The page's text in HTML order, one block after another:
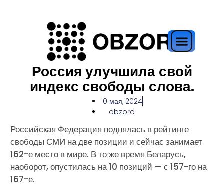
Россия улучшила свой
индекс свободы слова.
10 мая, 2024
obzoro
Российская Федерация поднялась в рейтинге
свободы СМИ на две позиции и сейчас занимает
162-е место в мире. В то же время Беларусь,
наоборот, опустилась на 10 позиций — с 157-го на
167-е.